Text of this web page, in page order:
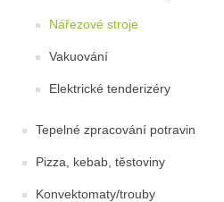
Nářezové stroje
Vakuování
Elektrické tenderizéry
Tepelné zpracování potravin
Pizza, kebab, těstoviny
Konvektomaty/trouby